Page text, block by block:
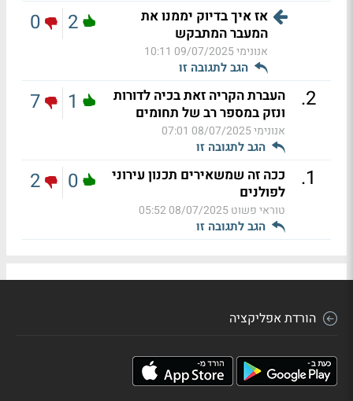
אז איך בדיוק יממנו את
המעבר המתבקש
אנונימי09/07/2025 10:11
הגב לתגובה זו
2
0
2
.
העברת הקריה זאת בכיה לדורות
ונזק במספר רב של תחומים
אנונימי08/07/2025 07:01
הגב לתגובה זו
1
7
1
.
ככה זה שמשאירים תכנון עירוני
לפולנים
טוראי פשוט08/07/2025 05:52
הגב לתגובה זו
0
2
הורדת אפליקציה